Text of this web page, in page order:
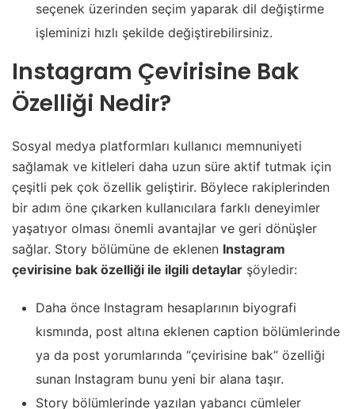
seçenek üzerinden seçim yaparak dil değiştirme
işleminizi hızlı şekilde değiştirebilirsiniz.
Instagram Çevirisine Bak
Özelliği Nedir?
Sosyal medya platformları kullanıcı memnuniyeti
sağlamak ve kitleleri daha uzun süre aktif tutmak için
çeşitli pek çok özellik geliştirir. Böylece rakiplerinden
bir adım öne çıkarken kullanıcılara farklı deneyimler
yaşatıyor olması önemli avantajlar ve geri dönüşler
sağlar. Story bölümüne de eklenen Instagram
çevirisine bak özelliği ile ilgili detaylar şöyledir:
Daha önce Instagram hesaplarının biyografi
kısmında, post altına eklenen caption bölümlerinde
ya da post yorumlarında “çevirisine bak” özelliği
sunan Instagram bunu yeni bir alana taşır.
Story bölümlerinde yazılan yabancı cümleler